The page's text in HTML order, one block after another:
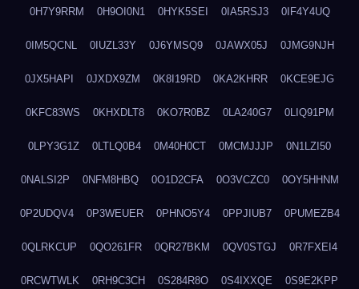
0H7Y9RRM 0H9OI0N1 0HYK5SEI 0IA5RSJ3 0IF4Y4UQ
0IM5QCNL 0IUZL33Y 0J6YMSQ9 0JAWX05J 0JMG9NJH
0JX5HAPI 0JXDX9ZM 0K8I19RD 0KA2KHRR 0KCE9EJG
0KFC83WS 0KHXDLT8 0KO7R0BZ 0LA240G7 0LIQ91PM
0LPY3G1Z 0LTLQ0B4 0M40H0CT 0MCMJJJP 0N1LZI50
0NALSI2P 0NFM8HBQ 0O1D2CFA 0O3VCZC0 0OY5HHNM
0P2UDQV4 0P3WEUER 0PHNO5Y4 0PPJIUB7 0PUMEZB4
0QLRKCUP 0QO261FR 0QR27BKM 0QV0STGJ 0R7FXEI4
0RCWTWLK 0RH9C3CH 0S284R8O 0S4IXXQE 0S9E2KPP